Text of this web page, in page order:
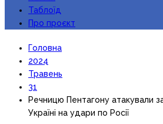
Таблоїд
Про проєкт
Головна
2024
Травень
31
Речницю Пентагону атакували
Україні на удари по Росії